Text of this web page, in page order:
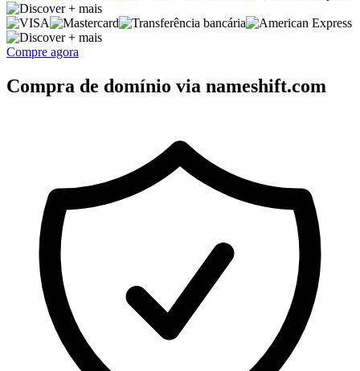
+ mais
+ mais
Compre agora
Compra de domínio via nameshift.com